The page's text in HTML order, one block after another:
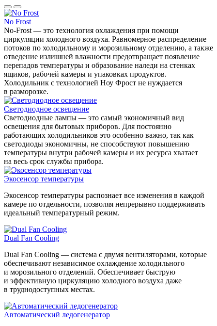
No Frost
No-Frost — это технология охлаждения при помощи
циркуляции холодного воздуха. Равномерное распределение
потоков по холодильному и морозильному отделению, а также
отведение излишней влажности предотвращает появление
перепадов температуры и образование наледи на стенках
ящиков, рабочей камеры и упаковках продуктов.
Холодильник с технологией Ноу Фрост не нуждается
в разморозке.
Светодиодное освещение
Светодиодные лампы — это самый экономичный вид
освещения для бытовых приборов. Для постоянно
работающих холодильников это особенно важно, так как
светодиоды экономичны, не способствуют повышению
температуры внутри рабочей камеры и их ресурса хватает
на весь срок службы прибора.
Экосенсор температуры
Экосенсор температуры распознает все изменения в каждой
камере по отдельности, позволяя непрерывно поддерживать
идеальный температурный режим.
Dual Fan Cooling
Dual Fan Cooling — система с двумя вентиляторами, которые
обеспечивают независимое охлаждение холодильного
и морозильного отделений. Обеспечивает быструю
и эффективную циркуляцию холодного воздуха даже
в труднодоступных местах.
Автоматический ледогенератор